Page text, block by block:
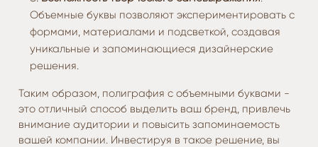
Объемные буквы позволяют экспериментировать с
формами, материалами и подсветкой, создавая
уникальные и запоминающиеся дизайнерские
решения.
Таким образом, полиграфия с объемными буквами -
это отличный способ выделить ваш бренд, привлечь
внимание аудитории и повысить запоминаемость
вашей компании. Инвестируя в такое решение, вы